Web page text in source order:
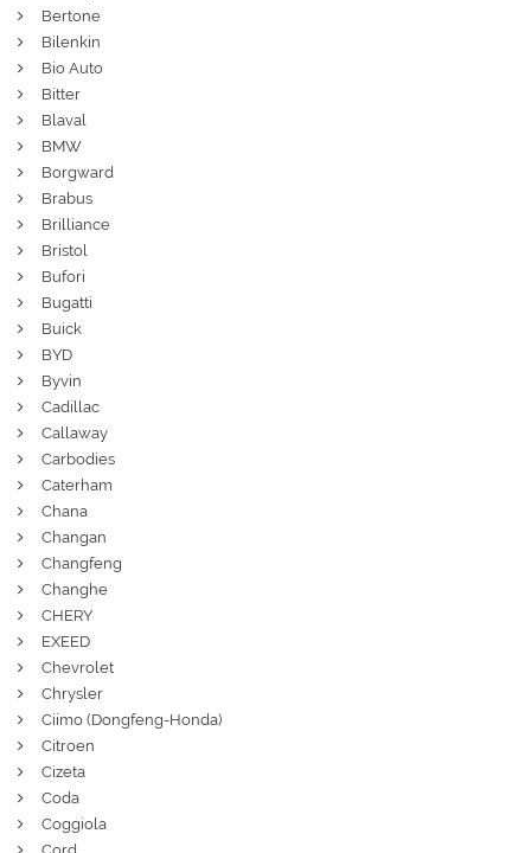
Bertone
Bilenkin
Bio Auto
Bitter
Blaval
BMW
Borgward
Brabus
Brilliance
Bristol
Bufori
Bugatti
Buick
BYD
Byvin
Cadillac
Callaway
Carbodies
Caterham
Chana
Changan
Changfeng
Changhe
CHERY
EXEED
Chevrolet
Chrysler
Ciimo (Dongfeng-Honda)
Citroen
Cizeta
Coda
Coggiola